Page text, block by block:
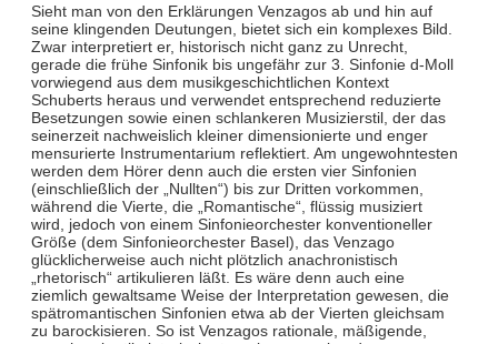
Sieht man von den Erklärungen Venzagos ab und hin auf
seine klingenden Deutungen, bietet sich ein komplexes Bild.
Zwar interpretiert er, historisch nicht ganz zu Unrecht,
gerade die frühe Sinfonik bis ungefähr zur 3. Sinfonie d-Moll
vorwiegend aus dem musikgeschichtlichen Kontext
Schuberts heraus und verwendet entsprechend reduzierte
Besetzungen sowie einen schlankeren Musizierstil, der das
seinerzeit nachweislich kleiner dimensionierte und enger
mensurierte Instrumentarium reflektiert. Am ungewohntesten
werden dem Hörer denn auch die ersten vier Sinfonien
(einschließlich der „Nullten“) bis zur Dritten vorkommen,
während die Vierte, die „Romantische“, flüssig musiziert
wird, jedoch von einem Sinfonieorchester konventioneller
Größe (dem Sinfonieorchester Basel), das Venzago
glücklicherweise auch nicht plötzlich anachronistisch
„rhetorisch“ artikulieren läßt. Es wäre denn auch eine
ziemlich gewaltsame Weise der Interpretation gewesen, die
spätromantischen Sinfonien etwa ab der Vierten gleichsam
zu barockisieren. So ist Venzagos rationale, mäßigende,